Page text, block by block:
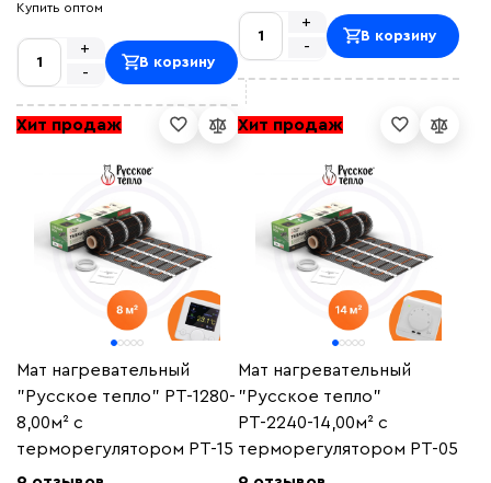
Купить оптом
-
+
В корзину
-
+
В корзину
Хит продаж
Мат нагревательный
"Русское тепло" РТ-1280-
8,00м² с
терморегулятором РТ-15
Хит продаж
Мат нагревательный
"Русское тепло"
РТ-2240-14,00м² с
терморегулятором РТ-05